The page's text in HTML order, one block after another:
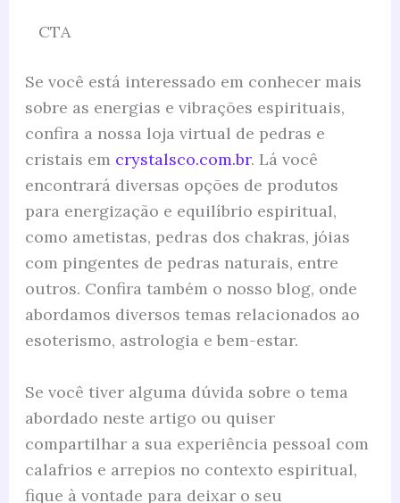
CTA
Se você está interessado em conhecer mais
sobre as energias e vibrações espirituais,
confira a nossa loja virtual de pedras e
cristais em crystalsco.com.br. Lá você
encontrará diversas opções de produtos
para energização e equilíbrio espiritual,
como ametistas, pedras dos chakras, jóias
com pingentes de pedras naturais, entre
outros. Confira também o nosso blog, onde
abordamos diversos temas relacionados ao
esoterismo, astrologia e bem-estar.
Se você tiver alguma dúvida sobre o tema
abordado neste artigo ou quiser
compartilhar a sua experiência pessoal com
calafrios e arrepios no contexto espiritual,
fique à vontade para deixar o seu